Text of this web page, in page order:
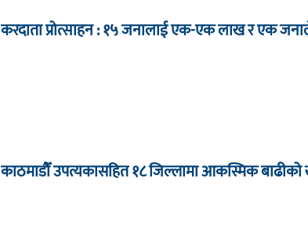
करदाता प्रोत्साहन : १५ जनालाई एक-एक लाख र एक
काठमाडौँ उपत्यकासहित १८ जिल्लामा आकस्मिक बाढीको